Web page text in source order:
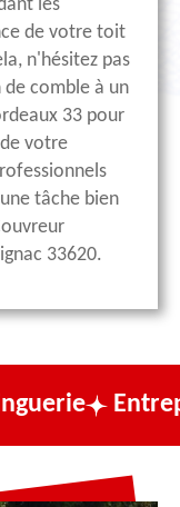
les
de votre toit
n'hésitez pas
comble à un
33 pour
votre
tâche bien
33620.
de